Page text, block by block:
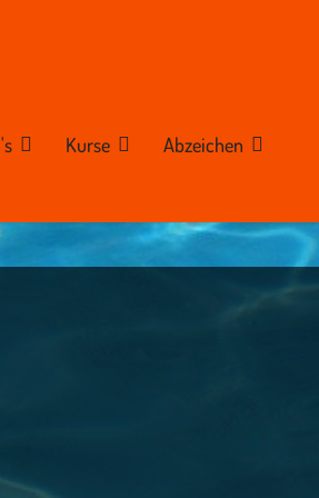
Kurse Abzeichen